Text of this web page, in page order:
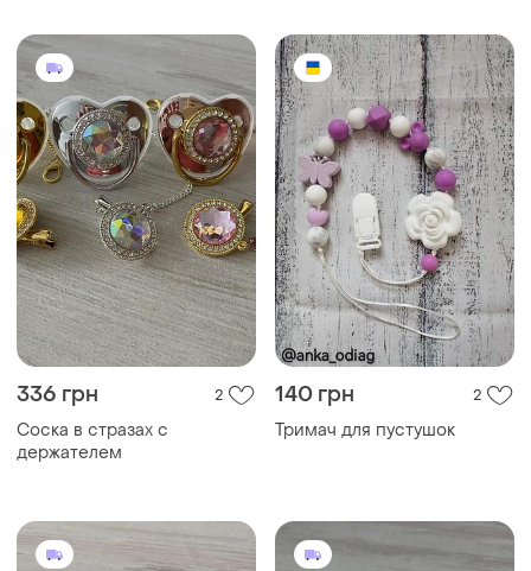
336 грн 2
Соска в стразах с
держателем
140 грн 2
Тримач для пустушок